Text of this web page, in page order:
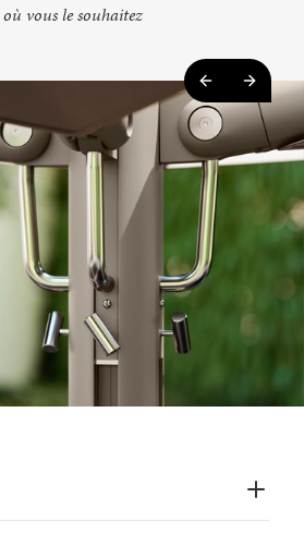
vous le souhaitez